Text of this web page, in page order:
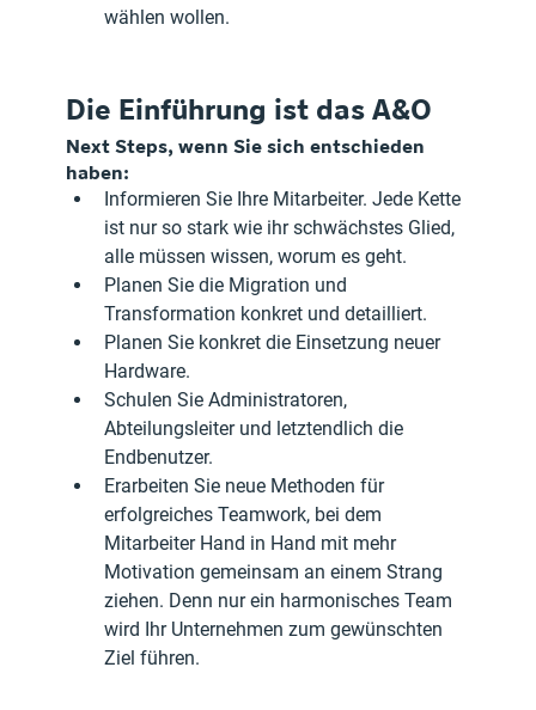
wählen wollen.
Die Einführung ist das A&O
Next Steps, wenn Sie sich entschieden
haben:
Informieren Sie Ihre Mitarbeiter. Jede Kette
ist nur so stark wie ihr schwächstes Glied,
alle müssen wissen, worum es geht.
Planen Sie die Migration und
Transformation konkret und detailliert.
Planen Sie konkret die Einsetzung neuer
Hardware.
Schulen Sie Administratoren,
Abteilungsleiter und letztendlich die
Endbenutzer.
Erarbeiten Sie neue Methoden für
erfolgreiches Teamwork, bei dem
Mitarbeiter Hand in Hand mit mehr
Motivation gemeinsam an einem Strang
ziehen. Denn nur ein harmonisches Team
wird Ihr Unternehmen zum gewünschten
Ziel führen.